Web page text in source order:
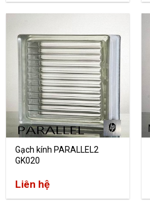
Gạch kính PARALLEL2
GK020
Liên hệ